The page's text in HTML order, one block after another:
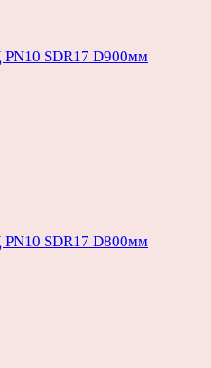
SDR17 D900мм
SDR17 D800мм